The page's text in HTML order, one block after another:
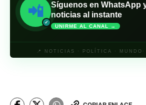
📲
✓
Síguenos en WhatsApp
noticias al instante
UNIRME AL CANAL →
📍 NOTICIAS · POLÍTICA ·